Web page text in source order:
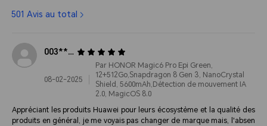
501 Avis au total
003******3500
08-02-2025
Par HONOR Magic6 Pro Epi Green,
12+512Go,Snapdragon 8 Gen 3, NanoCrystal
Shield, 5600mAh,Détection de mouvement IA
2.0, MagicOS 8.0
Appréciant les produits Huawei pour leurs écosystème et la qualité des
produits en général, je me voyais pas changer de marque mais, l'absen